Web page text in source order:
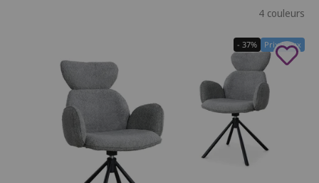
4 couleurs
Prix Doux
- 37%